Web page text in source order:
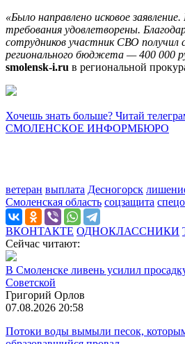
«Было направлено исковое
требования удовлетворены.
сотрудников участник СВО получил
регионального бюджета — 400 000
smolensk-i.ru в региональной
Хочешь знать больше? Читай
СМОЛЕНСКОЕ ИНФОРМБЮРО
ветеран выплата Десногорск
Смоленская область соцзащита
ВКОНТАКТЕ ОДНОКЛАССНИКИ
Сейчас читают:
В Смоленске ливень усилил
Советской
Григорий Орлов
07.08.2026 20:58
Потоки воды вымыли песок,